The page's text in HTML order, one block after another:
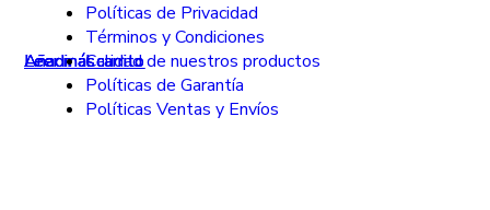
Añadir al carrito
Leer más
Añadir al carrito
Añadir al carrito
Leer más
Leer más
Políticas de Privacidad
Términos y Condiciones
Calidad de nuestros productos
Políticas de Garantía
Políticas Ventas y Envíos